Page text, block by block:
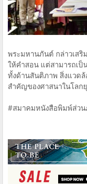
พระมหานภันต์ กล่าวเสริ
ให้คำสอน แต่สามารถเป็
ทั้งด้านสันติภาพ สิ่งแวด
สำคัญของศาสนาในโลก
#​สมาคมหนังสือพิมพ์ส่ว